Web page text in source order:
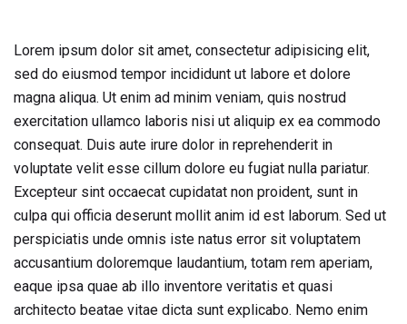
Lorem ipsum dolor sit amet, consectetur adipisicing elit,
sed do eiusmod tempor incididunt ut labore et dolore
magna aliqua. Ut enim ad minim veniam, quis nostrud
exercitation ullamco laboris nisi ut aliquip ex ea commodo
consequat. Duis aute irure dolor in reprehenderit in
voluptate velit esse cillum dolore eu fugiat nulla pariatur.
Excepteur sint occaecat cupidatat non proident, sunt in
culpa qui officia deserunt mollit anim id est laborum. Sed ut
perspiciatis unde omnis iste natus error sit voluptatem
accusantium doloremque laudantium, totam rem aperiam,
eaque ipsa quae ab illo inventore veritatis et quasi
architecto beatae vitae dicta sunt explicabo. Nemo enim